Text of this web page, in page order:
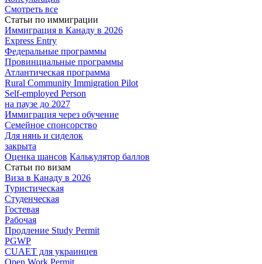
Смотреть все
Статьи по иммиграции
Иммиграция в Канаду в 2026
Express Entry
Федеральные программы
Провинциальные программы
Атлантическая программа
Rural Community Immigration Pilot
Self-employed Person
на паузе до 2027
Иммиграция через обучение
Семейное спонсорство
Для нянь и сиделок
закрыта
Оценка шансов Калькулятор баллов
Статьи по визам
Виза в Канаду в 2026
Туристическая
Студенческая
Гостевая
Рабочая
Продление Study Permit
PGWP
CUAET для украинцев
Open Work Permit